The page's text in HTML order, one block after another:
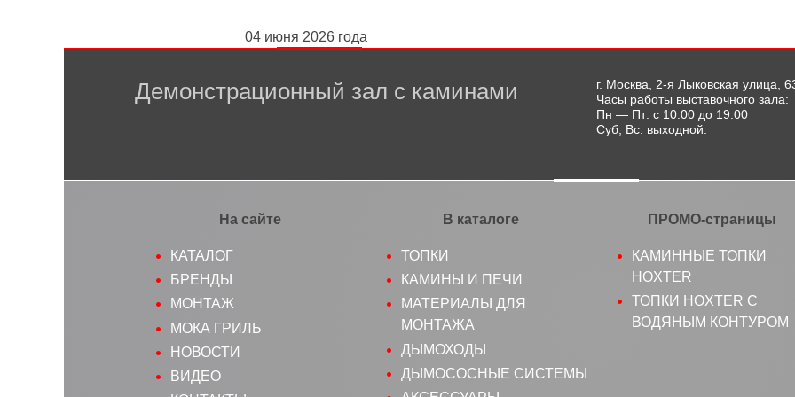
04 июня 2026 года
Демонстрационный зал с каминами
г. Москва, 2-я Лыковская улица,
Часы работы выставочного зала:
Пн — Пт: с 10:00 до 19:00
Суб, Вс: выходной.
На сайте
КАТАЛОГ
БРЕНДЫ
МОНТАЖ
МОКА ГРИЛЬ
НОВОСТИ
ВИДЕО
В каталоге
ТОПКИ
КАМИНЫ И ПЕЧИ
МАТЕРИАЛЫ ДЛЯ
МОНТАЖА
ДЫМОХОДЫ
ДЫМОСОСНЫЕ СИСТЕМЫ
ПРОМО-страницы
КАМИННЫЕ ТОПКИ
HOXTER
ТОПКИ HOXTER С
ВОДЯНЫМ КОНТУРОМ